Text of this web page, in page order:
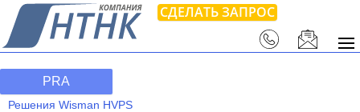
СДЕЛАТЬ ЗАПРОС
PRA
Решения Wisman HVPS